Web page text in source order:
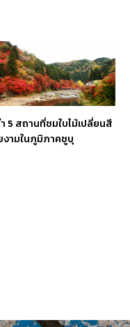
5 สถานที่ชมใบไม้เปลี่ยนสี
งามในภูมิภาคชูบุ